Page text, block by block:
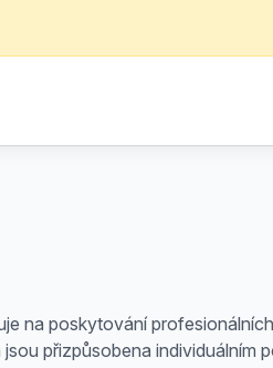
na poskytování
přizpůsobena individuálním